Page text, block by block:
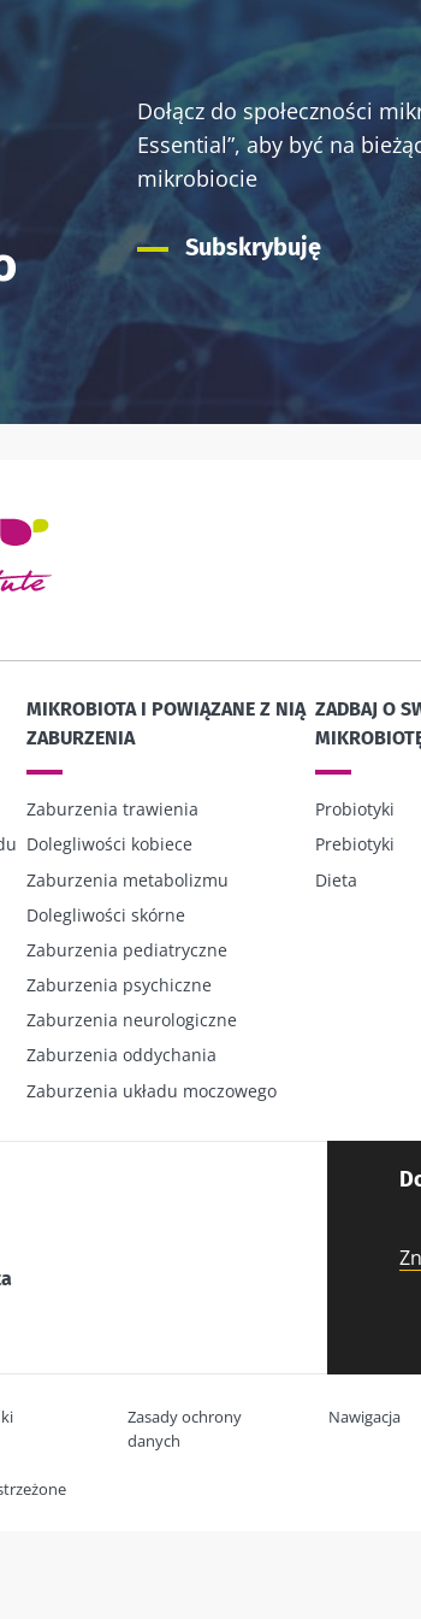
Dołącz do społeczności
Essential”, aby być na
mikrobiocie
Subskrybuję
MIKROBIOTA I POWIĄZANE Z NIĄ
ZABURZENIA
Zaburzenia trawienia
Dolegliwości kobiece
Zaburzenia metabolizmu
Dolegliwości skórne
Zaburzenia pediatryczne
Zaburzenia psychiczne
Zaburzenia neurologiczne
Zaburzenia oddychania
Zaburzenia układu moczowego
ZADBAJ O
Probiotyki
Prebiotyki
Dieta
Zasady ochrony
danych
Nawigacja